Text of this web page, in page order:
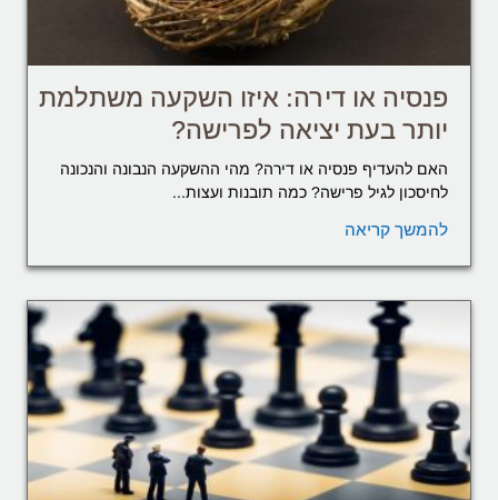
פנסיה או דירה: איזו השקעה משתלמת
יותר בעת יציאה לפרישה?
האם להעדיף פנסיה או דירה? מהי ההשקעה הנבונה והנכונה
לחיסכון לגיל פרישה? כמה תובנות ועצות...
להמשך קריאה